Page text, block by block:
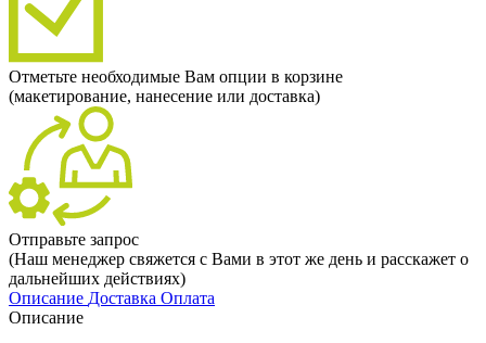
Отметьте необходимые Вам опции в корзине
(макетирование, нанесение или доставка)
Отправьте запрос
(Наш менеджер свяжется с Вами в этот же день и расскажет о
дальнейших действиях)
Описание Доставка Оплата
Описание